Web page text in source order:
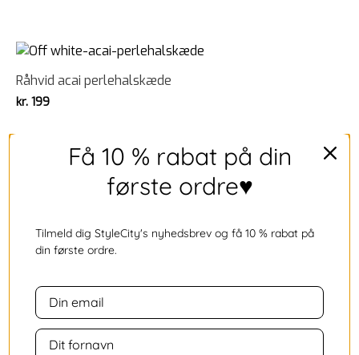
Råhvid acai perlehalskæde
kr. 199
Grøn acai perlehalskæde
Blå acai perlehalskæde
199
Få 10 % rabat på din
første ordre♥
Tilmeld dig StyleCity's nyhedsbrev og få 10 % rabat på
din første ordre.